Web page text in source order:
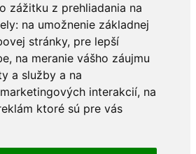
zážitku z prehliadania na
na umožnenie základnej
stránky, pre lepší
, na meranie vášho záujmu
a služby a na
interakcií, na
ktoré sú pre vás